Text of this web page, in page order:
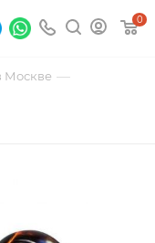
0
Москве —